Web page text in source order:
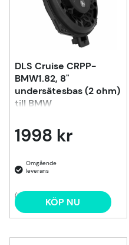
DLS Cruise CRPP-
BMW1.82, 8"
undersätesbas (2 ohm)
till BMW
1998 kr
(1) KÖP NU